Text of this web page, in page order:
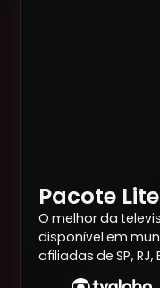
Pacote
O melhor da
disponível em
afiliadas de SP, RJ,